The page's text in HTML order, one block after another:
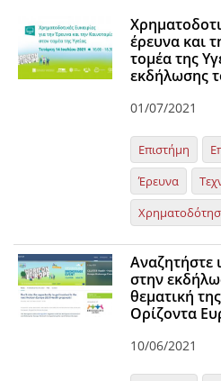
e-Infrastructure
Organisational Structure
Annual Reports
Publications for R&D Metrics &
Publications for Libraries
έρευνα και
τομέα της
εκδήλωσης
01/07/2021
Επιστήμη
Έρευνα
Αναζητήστε
στην
θεματική
Ορίζοντα
10/06/2021